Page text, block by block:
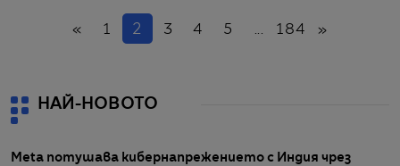
«Назад
1 2 (настоящ)
3 4 5 ... 184 »
НАЙ-НОВОТО
Meta потушава кибернапрежението с Индия чрез